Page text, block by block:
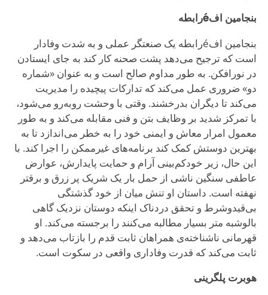
بنجامین افéرابطه
بنجامین افéرابطه یک صنعتگر عملی و به شدت وفادار
است که ترجیح می‌دهد پشت صحنه کار کند به جای ایستادن
در نورافکن. به طور مداوم صالح است و به عنوان «شماره
دو» ضروری عمل می‌کند که تدارکات پیچیده را مدیریت
می‌کند تا دیگران بدرخشند. وقتی با وحشت روبه‌رو می‌شود،
با تمرکز شدید بر وظایف بتن و فنی مقابله می‌کند و به طور
معمول امرار معاش و ایمنی خود را به خطر می‌اندازد تا به
بهترین دوستش کمک کند برنامه‌های غیرممکن را اجرا کند. با
این حال، زیر خودکم‌بینی آرام و حمایت پایدارش، عوارض
عاطفی سنگین ناشی از حمل بار یک شریک پر زرق و برقتر
نهفته است. داستان او تنش میان از خود گذشتگی
بی‌قیدوشرط و تحقق دردناک اینکه دوستان نزدیک گاهی
بالوشبه متر بسیار مطالبه می‌کنند را برجسته می‌کند. او
قهرمانی ناشناخته‌ی همراهان ثابت قدم را بازتاب می‌دهد و
ثابت می‌کند که قدرت وفاداری واقعی در سکوت است.
هوبرت پلگرینی